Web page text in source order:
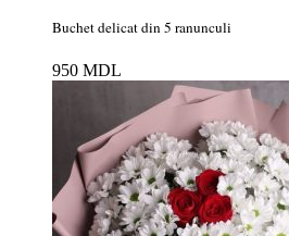
Buchet delicat din 5 ranunculi
950 MDL